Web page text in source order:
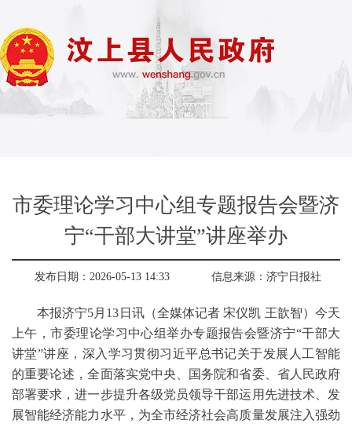
市委理论学习中心组专题报告会暨济
宁“干部大讲堂”讲座举办
发布日期：2026-05-13 14:33 信息来源： 济宁日报社
本报济宁5月13日讯（全媒体记者 宋仪凯 王歆智）今天
上午，市委理论学习中心组举办专题报告会暨济宁“干部大
讲堂”讲座，深入学习贯彻习近平总书记关于发展人工智能
的重要论述，全面落实党中央、国务院和省委、省人民政府
部署要求，进一步提升各级党员领导干部运用先进技术、发
展智能经济能力水平，为全市经济社会高质量发展注入强劲